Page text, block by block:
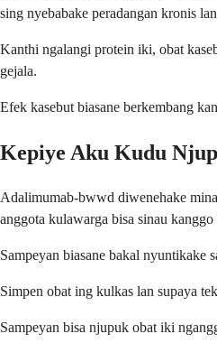
sing nyebabake peradangan kronis
Kanthi ngalangi protein iki, obat
gejala.
Efek kasebut biasane berkembang
Kepiye Aku Kudu
Adalimumab-bwwd diwenehake
anggota kulawarga bisa sinau kanggo
Sampeyan biasane bakal nyuntikake
Simpen obat ing kulkas lan supaya
Sampeyan bisa njupuk obat iki